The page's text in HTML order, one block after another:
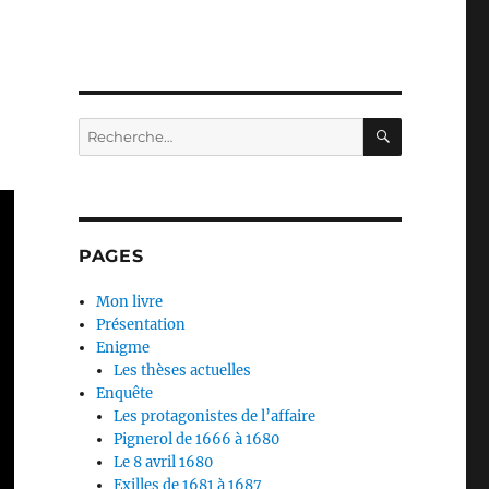
Recherche
pour :
PAGES
Mon livre
Présentation
Enigme
Les thèses actuelles
Enquête
Les protagonistes de l’affaire
Pignerol de 1666 à 1680
Le 8 avril 1680
Exilles de 1681 à 1687